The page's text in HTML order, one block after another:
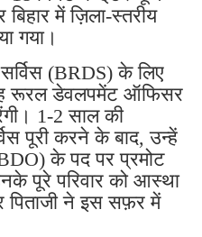
में ज़िला-स्तरीय
गया।
(BRDS) के लिए
रूरल डेवलपमेंट ऑफिसर
1-2 साल की
पूरी करने के बाद, उन्हें
के पद पर प्रमोट
पूरे परिवार को आस्था
पिताजी ने इस सफ़र में